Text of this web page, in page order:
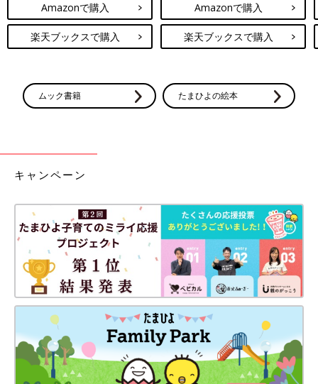
Amazonで購入
楽天ブックスで購入
Amazonで購入
楽天ブックスで購入
ムック書籍 たまひよの絵本
キャンペーン